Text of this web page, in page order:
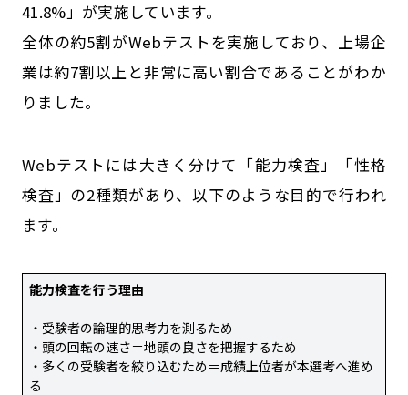
41.8%」が実施しています。
全体の約5割がWebテストを実施しており、上場企
業は約7割以上と非常に高い割合であることがわか
りました。
Webテストには大きく分けて「能力検査」「性格
検査」の2種類があり、以下のような目的で行われ
ます。
能力検査を行う理由
・受験者の論理的思考力を測るため
・頭の回転の速さ＝地頭の良さを把握するため
・多くの受験者を絞り込むため＝成績上位者が本選考へ進め
る